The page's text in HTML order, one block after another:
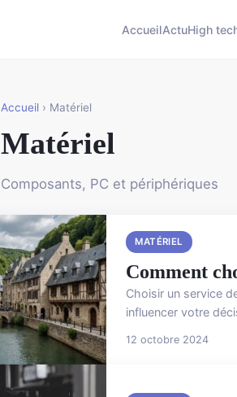
AccueilActuHigh
Accueil › Matériel
Matériel
Composants, PC et périphériques
MATÉRIEL
Comment
Choisir un service
influencer votre
12 octobre 2024